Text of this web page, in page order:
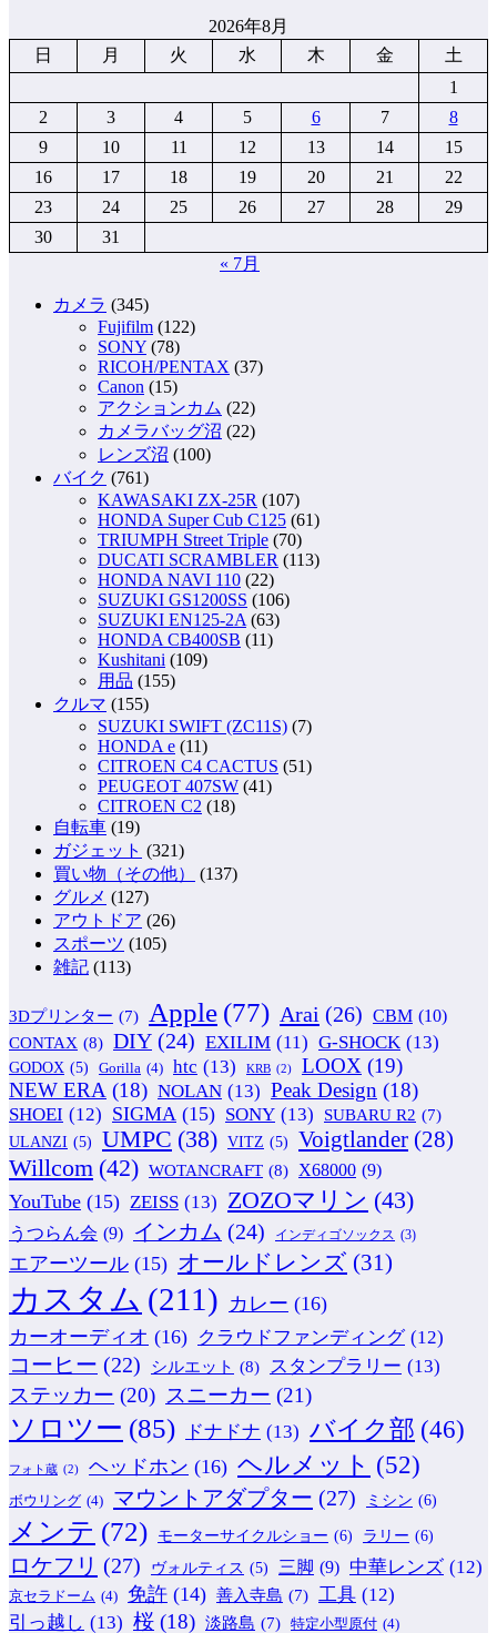
2026年8月
日
月 火 水 木 金
土
1
2
3 4 5 6 7
8
9
10 11 12 13 14
15
16
17 18 19 20 21
22
23
24 25 26 27 28
29
30
31
« 7月
カメラ (345)
Fujifilm (122)
SONY (78)
RICOH/PENTAX (37)
Canon (15)
アクションカム (22)
カメラバッグ沼 (22)
レンズ沼 (100)
バイク (761)
KAWASAKI ZX-25R (107)
HONDA Super Cub C125 (61)
TRIUMPH Street Triple (70)
DUCATI SCRAMBLER (113)
HONDA NAVI 110 (22)
SUZUKI GS1200SS (106)
SUZUKI EN125-2A (63)
HONDA CB400SB (11)
Kushitani (109)
用品 (155)
クルマ (155)
SUZUKI SWIFT (ZC11S) (7)
HONDA e (11)
CITROEN C4 CACTUS (51)
PEUGEOT 407SW (41)
CITROEN C2 (18)
自転車 (19)
ガジェット (321)
買い物（その他）
(137)
グルメ (127)
アウトドア (26)
スポーツ (105)
雑記 (113)
3Dプリンター (7) Apple (77) Arai (26) CBM (10)
CONTAX (8) DIY (24) EXILIM (11) G-SHOCK (13)
GODOX (5) Gorilla (4) htc (13) KRB (2) LOOX (19)
NEW ERA (18) NOLAN (13) Peak Design (18)
SHOEI (12) SIGMA (15) SONY (13) SUBARU R2 (7)
ULANZI (5) UMPC (38) VITZ (5) Voigtlander (28)
Willcom (42) WOTANCRAFT (8) X68000 (9)
YouTube (15) ZEISS (13) ZOZOマリン (43)
うつらん会 (9) インカム (24) インディゴソックス (3)
エアーツール (15) オールドレンズ (31)
カスタム (211) カレー (16)
カーオーディオ (16) クラウドファンディング (12)
コーヒー (22) シルエット (8) スタンプラリー (13)
ステッカー (20) スニーカー (21)
ソロツー (85) ドナドナ (13) バイク部 (46)
フォト蔵 (2) ヘッドホン (16) ヘルメット (52)
ボウリング (4) マウントアダプター (27) ミシン (6)
メンテ (72) モーターサイクルショー (6) ラリー (6)
ロケフリ (27) ヴォルティス (5) 三脚 (9) 中華レンズ (12)
京セラドーム (4) 免許 (14) 善入寺島 (7) 工具 (12)
引っ越し (13) 桜 (18) 淡路島 (7) 特定小型原付 (4)